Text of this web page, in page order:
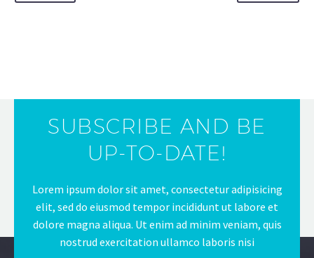
SUBSCRIBE AND BE
UP-TO-DATE!
Lorem ipsum dolor sit amet, consectetur adipisicing
elit, sed do eiusmod tempor incididunt ut labore et
dolore magna aliqua. Ut enim ad minim veniam, quis
nostrud exercitation ullamco laboris nisi